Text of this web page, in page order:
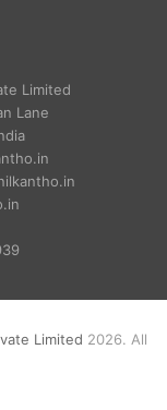
Limited
Lane
Limited 2026. All